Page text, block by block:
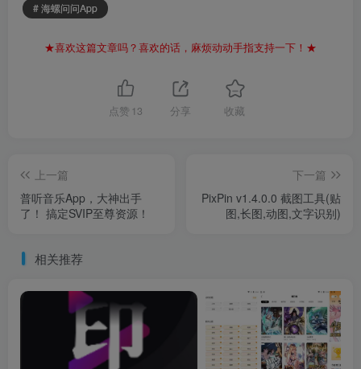
# 海螺问问App
★喜欢这篇文章吗？喜欢的话，麻烦动动手指支持一下！★
点赞 13 分享 收藏
上一篇
普听音乐App，大神出手
了！ 搞定SVIP至尊资源！
下一篇
PixPin v1.4.0.0 截图工具(贴
图,长图,动图,文字识别)
相关推荐